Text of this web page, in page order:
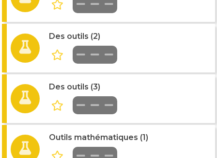
Des outils (2)
Des outils (3)
Outils mathématiques (1)